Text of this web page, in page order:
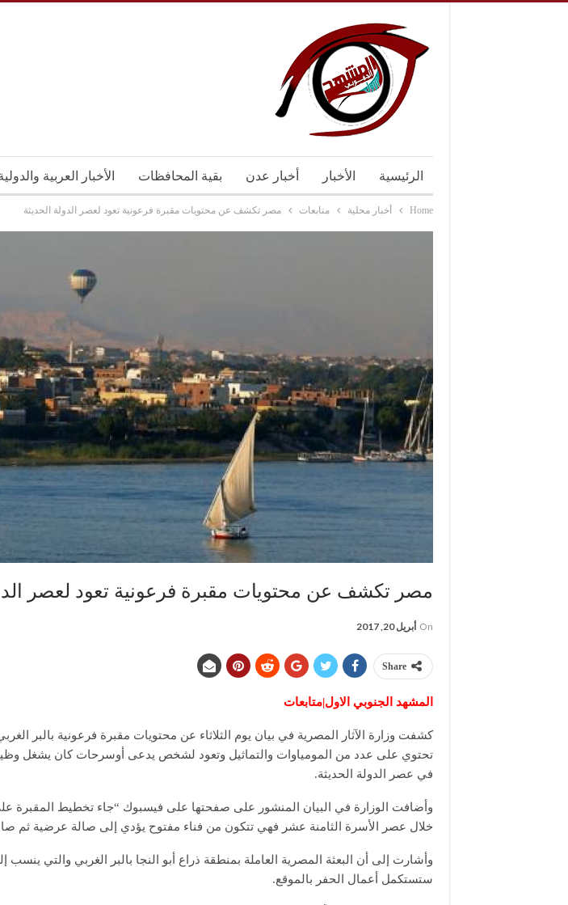
الرئيسية الأخبار أخبار عدن بقية المحافظات الأخبار العربية
Home أخبار محلية متابعات مصر تكشف عن محتويات مقبرة فرعونية تعود لعصر الدولة الحديثة
مصر تكشف عن محتويات مقبرة فرعونية تعود لعصر
On أبريل 20, 2017
Share
المشهد الجنوبي الاول|متابعات
كشفت وزارة الآثار المصرية في بيان يوم الثلاثاء عن محتويات مقبرة فرعونية بالبر
تحتوي على عدد من المومياوات والتماثيل وتعود لشخص يدعى أوسرحات كان يشغل
في عصر الدولة الحديثة.
وأضافت الوزارة في البيان المنشور على صفحتها على فيسبوك “جاء تخطيط المقبرة على
خلال عصر الأسرة الثامنة عشر فهي تتكون من فناء مفتوح يؤدي إلى صالة عرضية ثم
وأشارت إلى أن البعثة المصرية العاملة بمنطقة ذراع أبو النجا بالبر الغربي والتي ينسب
ستستكمل أعمال الحفر بالموقع.